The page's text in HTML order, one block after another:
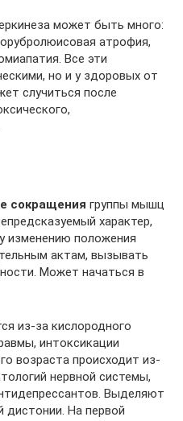
может быть много:
атрофия,
Все эти
но и у здоровых от
случиться после
сокращения группы мышц
характер,
изменению положения
актам, вызывать
Может начаться в
из-за кислородного
интоксикации
возраста происходит из-
нервной системы,
Выделяют
На первой